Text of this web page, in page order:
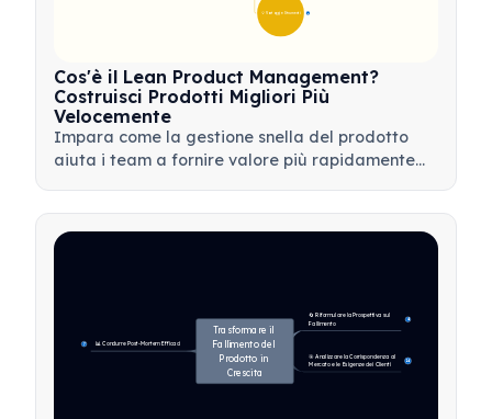
💡 Vantaggi e Strumenti
Cos'è il Lean Product Management?
Costruisci Prodotti Migliori Più
Velocemente
Impara come la gestione snella del prodotto
aiuta i team a fornire valore più rapidamente
più.
🔄 Riformulare la Prospettiva sul
Fallimento
4
📊 Condurre Post-Mortem Efficaci
7
🎯 Analizzare la Corrispondenza al
Mercato e le Esigenze dei Clienti
14
Trasformare il
Fallimento del
Prodotto in
Crescita